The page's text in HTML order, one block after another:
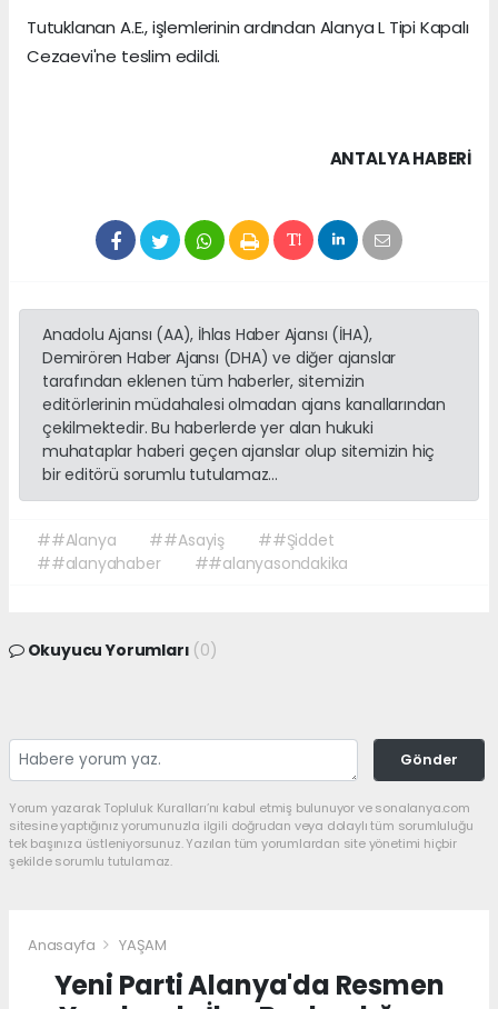
Tutuklanan A.E., işlemlerinin ardından Alanya L Tipi Kapalı
Cezaevi'ne teslim edildi.
ANTALYA HABERİ
Anadolu Ajansı (AA), İhlas Haber Ajansı (İHA),
Demirören Haber Ajansı (DHA) ve diğer ajanslar
tarafından eklenen tüm haberler, sitemizin
editörlerinin müdahalesi olmadan ajans kanallarından
çekilmektedir. Bu haberlerde yer alan hukuki
muhataplar haberi geçen ajanslar olup sitemizin hiç
bir editörü sorumlu tutulamaz...
##Alanya ##Asayiş
##Şiddet
##alanyahaber
##alanyasondakika
Okuyucu Yorumları (0)
Gönder
Yorum yazarak Topluluk Kuralları’nı kabul etmiş bulunuyor ve sonalanya.com
sitesine yaptığınız yorumunuzla ilgili doğrudan veya dolaylı tüm sorumluluğu
tek başınıza üstleniyorsunuz. Yazılan tüm yorumlardan site yönetimi hiçbir
şekilde sorumlu tutulamaz.
Anasayfa YAŞAM
Yeni Parti Alanya'da Resmen